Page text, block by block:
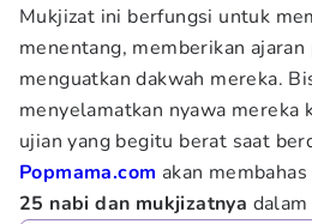
Mukjizat ini berfungsi untuk
menentang, memberikan
menguatkan dakwah mereka.
menyelamatkan nyawa mereka
ujian yang begitu berat saat
Popmama.com akan
25 nabi dan mukjizatnya